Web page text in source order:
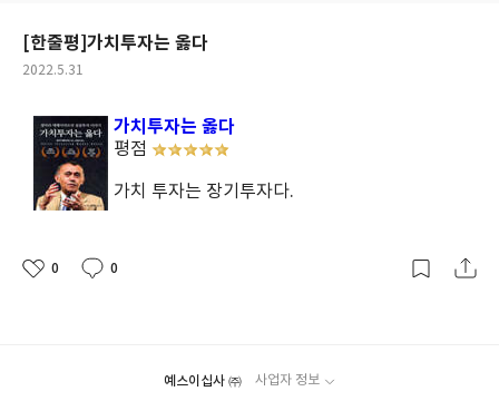
발췌하여 필사하면서 초서 독서법으로 공부한 내용에 개인적 의견
을 덧붙인 서평입니다.
를 잡기 위해서는 먼저 준비되어 있어야 한다. 나 자신을 누구도 대
신할 수 없는 존재로 만들어야 놓아야 하는 것이다. 그것을 위해 타
이 필요할 뿐이다. 그리고 누구도 생각하지 않은 일을 미리 준비해
놓았을 때, 나는 다른 사람, 나아가 유일한 사람이 될 수 있다. 최고
가 되면 그 자리는 언제든지 빼앗길 수 있지만 유일한 사람이 되면
그 자리는 누구도 대신할 수 없다. 많은 사람들은 생각의 오류를 피
하고, 불안해서 도망하기 위해 책을 읽는다. 기도 시간은 짧게 하고
것이 지식이다. 인내력이 있어야만 비로소 집중력이 발화되고, 집중
력을 지속할 수 있을 대 성공한 사람이 될 수 있다. 인내는 지식으로
도하고, 이번에는 좀 더 잘하게 되는 것이 바로 도전이다. 실패했다
낼 수 있다. 굳이 성과가 나지 않더라도 그러한 과정을 이어가는 것
이 인생일 거다. 일의 과정 속에서 진정한 삶의 의미를 찾자. 급변하
는 시대에 리더는 최대한 효율과 효과를 지향하며 더 짧은 시간에 더
무작정 열심히 일하는 방식은 오히려 리스크가 더 크다. 리더가 지나
치게 열심히 일하는 모습을 모변 팀원들은 오히려 압박감을 느끼고
위축된다. 그들은 이런 점을 잘 안다. 그들은 전달하는 것이 아닌 전
해지는 것을 지향한다. 그들은 그만둘 일을 결정하고 새로운 일에 도
하려고 노력한다. 그들은 어제의 지식을 과감히 버린다. 그들은 의욕
간'을 얼마나 확보할 수 있느냐가 승패를 좌우한다. 되돌아보는 시
[한줄평]가치투자는 옳다
작
2022.5.31
가치투자는 옳다
평점
가치 투자는 장기투자다.
좋
0
댓
0
작
예스이십사 ㈜ 사업자 정보